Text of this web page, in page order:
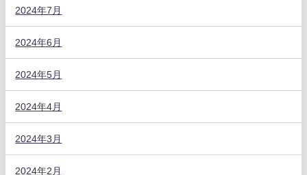
2024年7月
2024年6月
2024年5月
2024年4月
2024年3月
2024年2月